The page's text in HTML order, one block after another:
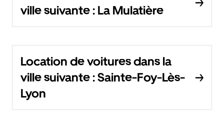
ville suivante : La Mulatière
Location de voitures dans la
ville suivante : Sainte-Foy-Lès-
Lyon